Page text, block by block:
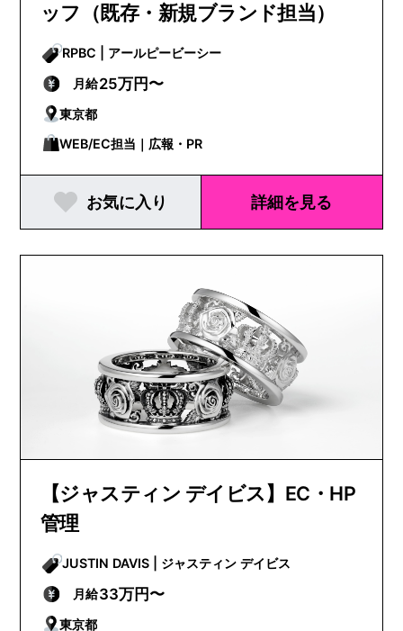
ッフ（既存・新規ブランド担当）
RPBC | アールピービーシー
月給25万円〜
東京都
WEB/EC担当｜広報・PR
お気に入り 詳細を見る
【ジャスティン デイビス】EC・HP
管理
JUSTIN DAVIS | ジャスティン デイビス
月給33万円〜
東京都